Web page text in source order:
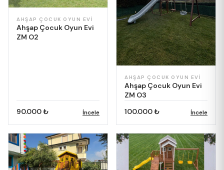
AHŞAP ÇOCUK OYUN EVI
Ahşap Çocuk Oyun Evi
ZM O2
90.000 ₺ İncele
AHŞAP ÇOCUK OYUN EVI
Ahşap Çocuk Oyun Evi
ZM O3
100.000 ₺
İncele